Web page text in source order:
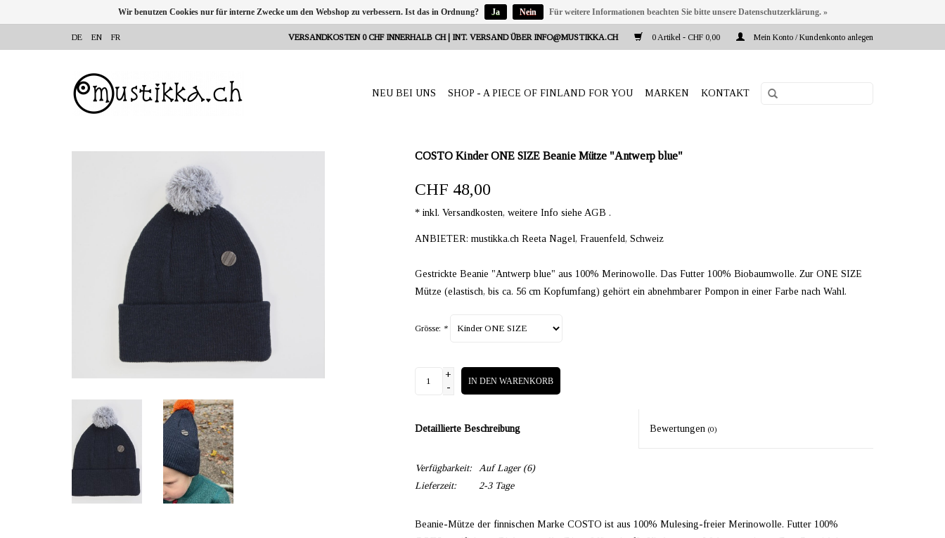
DE EN FR VERSANDKOSTEN 0 CHF INNERHALB CH | INT. VERSAND ÜBER INFO@MUSTIKKA.CH 0 Artikel - CHF 0,00 Mein Konto / Kundenkonto anlegen
NEU BEI UNS SHOP - A PIECE OF FINLAND FOR YOU MARKEN KONTAKT
COSTO Kinder ONE SIZE Beanie Mütze "Antwerp blue"
CHF 48,00
* inkl. Versandkosten, weitere Info siehe AGB .
ANBIETER: mustikka.ch Reeta Nagel, Frauenfeld, Schweiz
Gestrickte Beanie "Antwerp blue" aus 100% Merinowolle. Das Futter 100% Biobaumwolle. Zur ONE SIZE
Mütze (elastisch, bis ca. 56 cm Kopfumfang) gehört ein abnehmbarer Pompon in einer Farbe nach Wahl.
Grösse: *
+
-
IN DEN WARENKORB
Detaillierte Beschreibung Bewertungen(0)
Verfügbarkeit: Auf Lager(6)
Lieferzeit:
2-3 Tage
Beanie-Mütze der finnischen Marke COSTO ist aus 100% Mulesing-freier Merinowolle. Futter 100%
Wir benutzen Cookies nur für interne Zwecke um den Webshop zu verbessern. Ist das in Ordnung? Ja Nein Für weitere Informationen beachten Sie bitte unsere Datenschutzerklärung. »